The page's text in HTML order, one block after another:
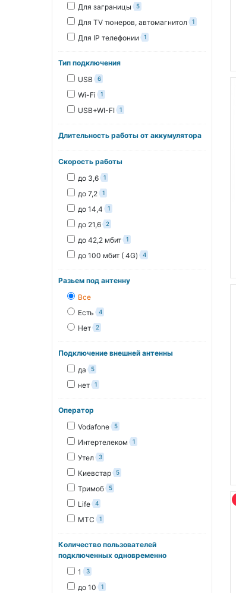
Для заграницы 5
Для TV тюнеров, автомагнитол 1
Для IP телефонии 1
Тип подключения
USB
6
Wi-Fi 1
USB+WI-FI 1
Длительность работы от аккумулятора
Скорость работы
до 3,6
1
до 7,2 1
до 14,4 1
до 21,6 2
до 42,2 мбит 1
до 100 мбит ( 4G) 4
Разьем под антенну
Все
Есть
4
Нет 2
Подключение внешней антенны
да
5
нет 1
Оператор
Vodafone
5
Интертелеком 1
Утел 3
Киевстар 5
Тримоб 5
Life 4
МТС 1
Количество пользователей
подключенных одновременно
1
3
до 10 1